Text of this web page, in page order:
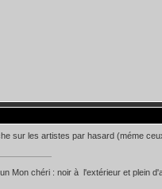
sur les artistes par hasard (méme
Mon chéri : noir à l'extérieur et plein